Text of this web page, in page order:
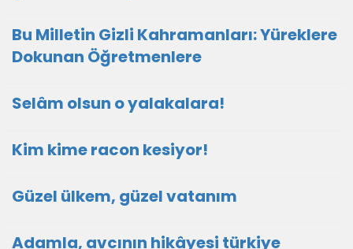
Bu Milletin Gizli Kahramanları: Yüreklere
Dokunan Öğretmenlere
Selâm olsun o yalakalara!
Kim kime racon kesiyor!
Güzel ülkem, güzel vatanım
Adamla, avcının hikâyesi türkiye